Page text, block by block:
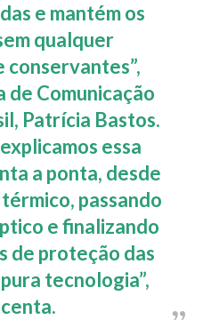
e mantém os
qualquer
conservantes”,
Comunicação
Patrícia Bastos.
essa
a ponta, desde
passando
e finalizando
de proteção das
tecnologia”,